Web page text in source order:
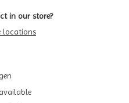
in our store?
locations